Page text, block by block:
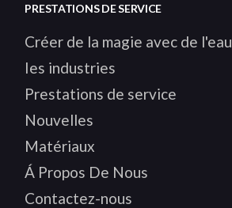
PRESTATIONS DE SERVICE
Créer de la magie avec de l'eau
Ies industries
Prestations de service
Nouvelles
Matériaux
Á Propos De Nous
Contactez-nous